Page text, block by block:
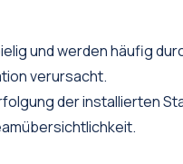
und werden häufig
verursacht.
der installierten